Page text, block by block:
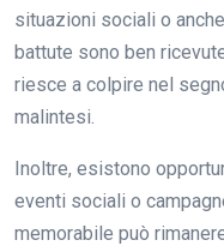
situazioni sociali o
battute sono ben
riesce a colpire nel
malintesi.
Inoltre, esistono
eventi sociali o
memorabile può